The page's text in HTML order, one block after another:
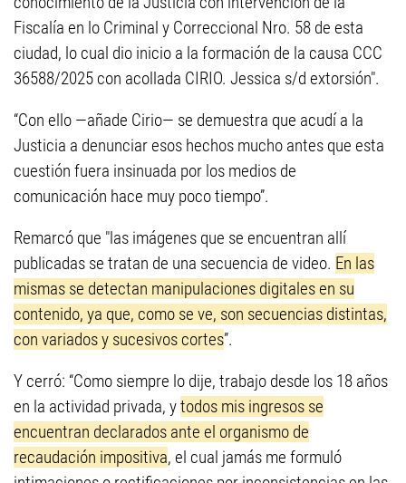
Fiscalía en lo Criminal y Correccional Nro. 58 de esta
ciudad, lo cual dio inicio a la formación de la causa CCC
36588/2025 con acollada CIRIO. Jessica s/d extorsión".
“Con ello —añade Cirio— se demuestra que acudí a la
Justicia a denunciar esos hechos mucho antes que esta
cuestión fuera insinuada por los medios de
comunicación hace muy poco tiempo”.
Remarcó que "las imágenes que se encuentran allí
publicadas se tratan de una secuencia de video. En las
mismas se detectan manipulaciones digitales en su
contenido, ya que, como se ve, son secuencias distintas,
con variados y sucesivos cortes”.
Y cerró: “Como siempre lo dije, trabajo desde los 18 años
en la actividad privada, ytodos mis ingresos se
encuentran declarados ante el organismo de
recaudación impositiva, el cual jamás me formuló